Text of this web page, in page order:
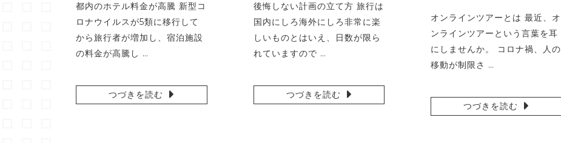
都内のホテル料金が高騰 新型コ
ロナウイルスが5類に移行して
から旅行者が増加し、宿泊施設
の料金が高騰し …
つづきを読む
後悔しない計画の立て方 旅行は
国内にしろ海外にしろ非常に楽
しいものとはいえ、日数が限ら
れていますので …
つづきを読む
オンラインツアーとは 最近、オ
ンラインツアーという言葉を耳
にしませんか。 コロナ禍、人の
移動が制限さ …
つづきを読む